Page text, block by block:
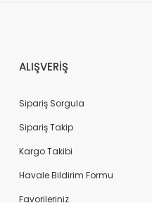
ALIŞVERİŞ
Sipariş Sorgula
Sipariş Takip
Kargo Takibi
Havale Bildirim Formu
Favorileriniz